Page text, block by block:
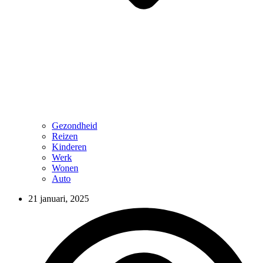
Gezondheid
Reizen
Kinderen
Werk
Wonen
Auto
21 januari, 2025